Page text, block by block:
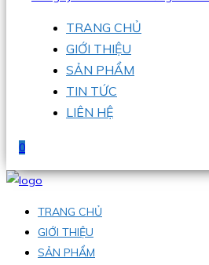
TRANG CHỦ
GIỚI THIỆU
SẢN PHẨM
TIN TỨC
LIÊN HỆ
0
TRANG CHỦ
GIỚI THIỆU
SẢN PHẨM